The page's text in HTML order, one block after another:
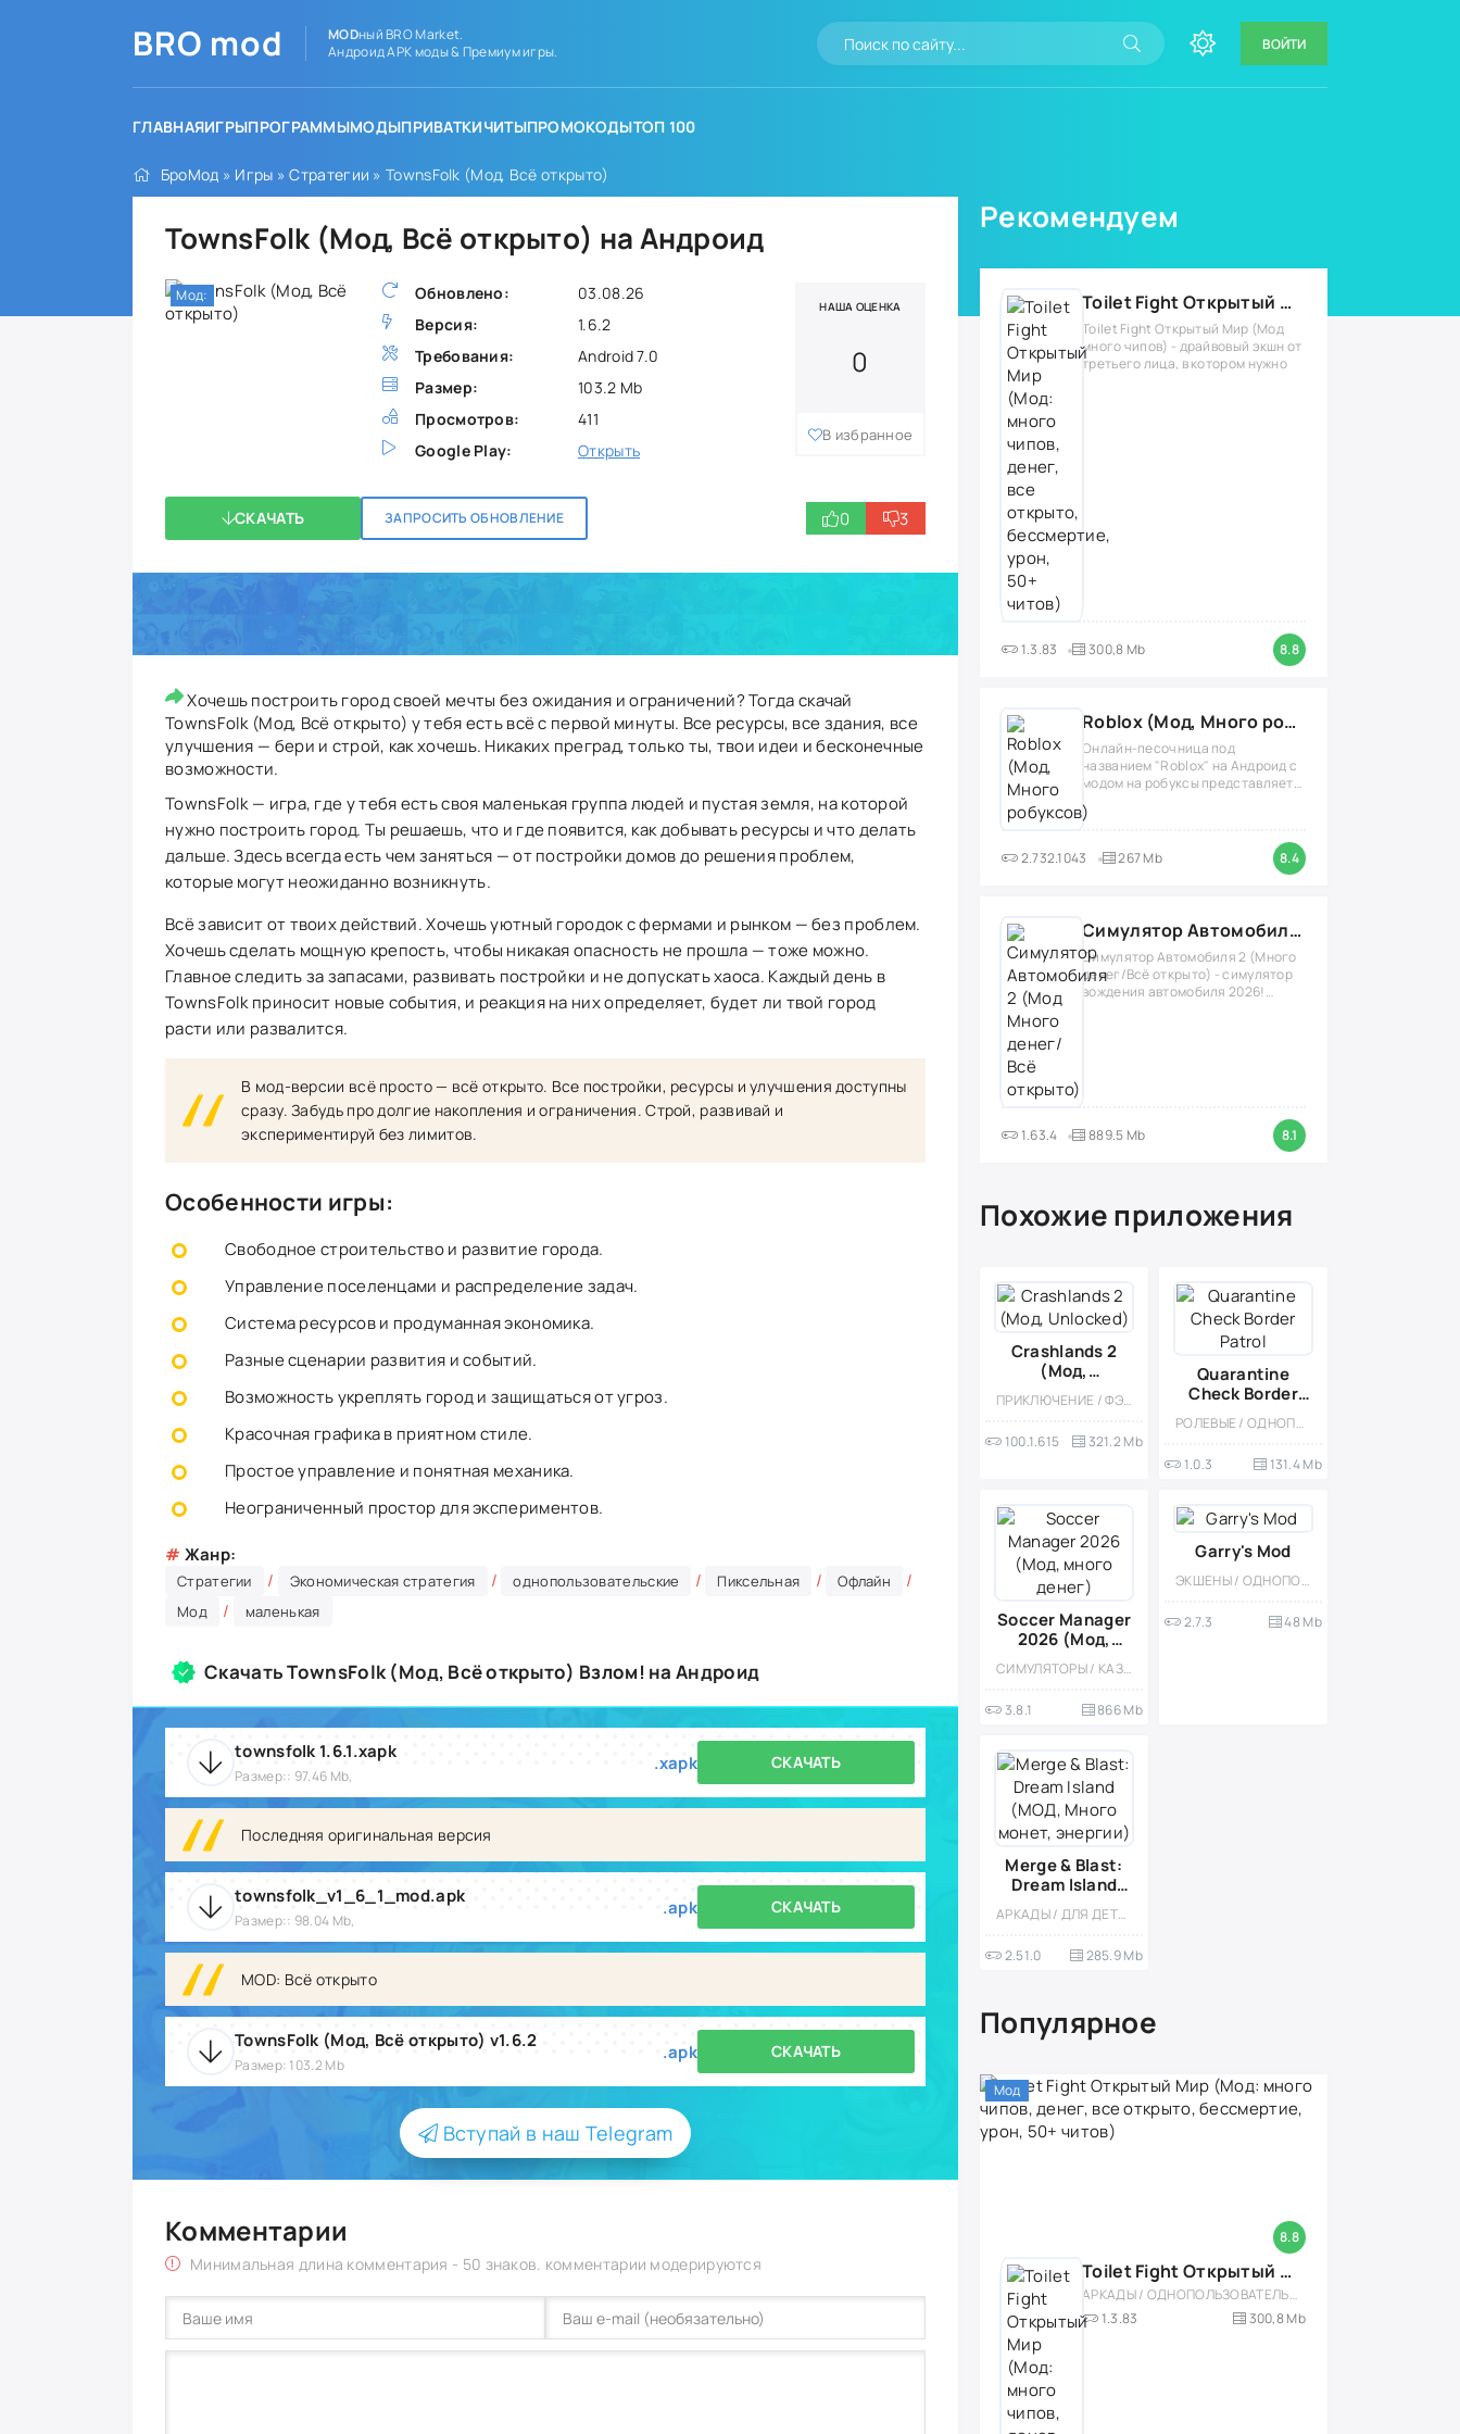
BRO mod MODный BRO Market.
Андроид APK моды & Премиум игры.
ВОЙТИ
ГЛАВНАЯИГРЫПРОГРАММЫМОДЫПРИВАТКИЧИТЫПРОМОКОДЫТОП 100
БроМод » Игры »Стратегии » TownsFolk (Мод, Всё открыто)
TownsFolk (Мод, Всё открыто) на Андроид
Обновлено:
03.08.26
Версия:
1.6.2
Требования:
Android 7.0
Размер:
103.2 Mb
Просмотров:
411
Google Play:
Открыть
НАША ОЦЕНКА
0
В избранное
СКАЧАТЬ ЗАПРОСИТЬ ОБНОВЛЕНИЕ 0 3
Мод:
Хочешь построить город своей мечты без ожидания и ограничений? Тогда скачай
TownsFolk (Мод, Всё открыто) у тебя есть всё с первой минуты. Все ресурсы, все здания, все
улучшения — бери и строй, как хочешь. Никаких преград, только ты, твои идеи и бесконечные
возможности.
TownsFolk — игра, где у тебя есть своя маленькая группа людей и пустая земля, на которой
нужно построить город. Ты решаешь, что и где появится, как добывать ресурсы и что делать
дальше. Здесь всегда есть чем заняться — от постройки домов до решения проблем,
которые могут неожиданно возникнуть.
Всё зависит от твоих действий. Хочешь уютный городок с фермами и рынком — без проблем.
Хочешь сделать мощную крепость, чтобы никакая опасность не прошла — тоже можно.
Главное следить за запасами, развивать постройки и не допускать хаоса. Каждый день в
TownsFolk приносит новые события, и реакция на них определяет, будет ли твой город
расти или развалится.
В мод-версии всё просто — всё открыто. Все постройки, ресурсы и улучшения доступны
сразу. Забудь про долгие накопления и ограничения. Строй, развивай и
экспериментируй без лимитов.
Особенности игры:
Свободное строительство и развитие города.
Управление поселенцами и распределение задач.
Система ресурсов и продуманная экономика.
Разные сценарии развития и событий.
Возможность укреплять город и защищаться от угроз.
Красочная графика в приятном стиле.
Простое управление и понятная механика.
Неограниченный простор для экспериментов.
# Жанр:
Стратегии / Экономическая стратегия / однопользовательские / Пиксельная / Офлайн /
Мод / маленькая
Скачать TownsFolk (Мод, Всё открыто) Взлом! на Андроид
townsfolk 1.6.1.xapk
Размер:: 97.46 Mb,
.xapk СКАЧАТЬ
Последняя оригинальная версия
townsfolk_v1_6_1_mod.apk
Размер:: 98.04 Mb,
.apk СКАЧАТЬ
MOD: Всё открыто
TownsFolk (Мод, Всё открыто) v1.6.2
Размер: 103.2 Mb
.apk СКАЧАТЬ
Вступай в наш Telegram
Комментарии
Минимальная длина комментария - 50 знаков. комментарии модерируются
Рекомендуем
Toilet Fight Открытый Мир (Мод: много чипов, денег, все открыто, бессмертие, урон, 50+ читов)
Toilet Fight Открытый Мир (Мод
много чипов) - драйвовый экшн от
третьего лица, в котором нужно
1.3.83 300,8 Mb 8.8
Roblox (Мод, Много робуксов)
Онлайн-песочница под
названием "Roblox" на Андроид с
модом на робуксы представляет
собой
2.732.1043 267 Mb 8.4
Симулятор Автомобиля 2 (Мод Много денег/Всё открыто)
Симулятор Автомобиля 2 (Много
денег/Всё открыто) - симулятор
вождения автомобиля 2026!
1.63.4 889.5 Mb 8.1
Похожие приложения
Crashlands 2
(Мод,
Unlocked)
ПРИКЛЮЧЕНИЕ / ФЭНТЕЗИ / НАУЧНАЯ ФАНТАСТИКА / ОФЛАЙН / ОДНОПОЛЬЗОВАТЕЛЬСКИЕ / МОД / ПЛАТНАЯ / ВЫЖИВАНИЕ / КРАФТИНГ / ЭКШЕНЫ
100.1.615 321.2 Mb
Quarantine
Check Border
Patrol
РОЛЕВЫЕ / ОДНОПОЛЬЗОВАТЕЛЬСКИЕ / КАЗУАЛЬНЫЕ / МОД / 3D / ТАКТИЧЕСКИЕ / КРАФТИНГ
1.0.3 131.4 Mb
Soccer Manager
2026 (Мод,
много денег)СИМУЛЯТОРЫ / КАЗУАЛЬНЫЕ / ОДНОПОЛЬЗОВАТЕЛЬСКИЕ / МОД / РЕАЛИЗМ
3.8.1 866 Mb
Garry's Mod
ЭКШЕНЫ / ОДНОПОЛЬЗОВАТЕЛЬСКИЕ / МНОГОПОЛЬЗОВАТЕЛЬСКАЯ / ПОРТЫ / ОТ ПЕРВОГО ЛИЦА / 3D / ПЕСОЧНИЦЫ / ФИЗИКА
2.7.3 48 Mb
Merge & Blast:
Dream Island
(МОД, Много
монет,
АРКАДЫ / ДЛЯ ДЕТЕЙ / ОДНОПОЛЬЗОВАТЕЛЬСКИЕ / МОД / КАЗУАЛЬНЫЕ / ОФЛАЙН / ГОЛОВОЛОМКИ
2.51.0 285.9 Mb
Популярное
8.8
Мод
Toilet Fight Открытый Мир (Мод: много чипов, денег, все открыто, бессмертие, урон, 50+ читов)
АРКАДЫ / ОДНОПОЛЬЗОВАТЕЛЬСКИЕ / ОФЛАЙН / МОД / РОЛЕВЫЕ / ШУТЕРЫ / ОТКРЫТЫЙ МИР / ВСТРОЕННЫЙ КЕШ / 3D / ЭКШЕНЫ / ТУАЛЕТНЫЕ ВОЙНЫ / ДЛЯ ДЕТЕЙ
1.3.83
300,8 Mb